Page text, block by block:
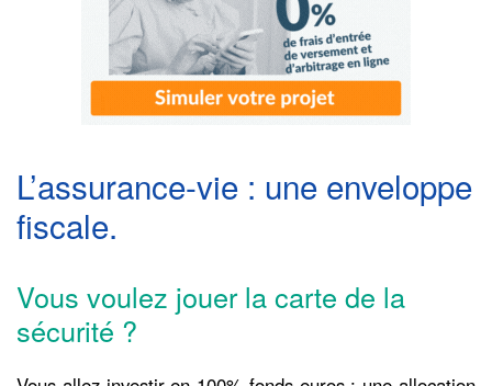
L’assurance-vie : une enveloppe
fiscale.
Vous voulez jouer la carte de la
sécurité ?